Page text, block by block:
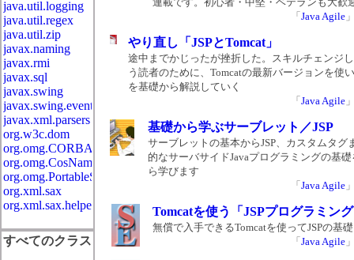
「 Java Agile
やり直し「JSPとTomcat」
途中までかじったが挫折した。スキルチェンジ
う読者のために、Tomcatの最新バージョンを使
を基礎から解説していく
「 Java Agile
基礎から学ぶサーブレット／JSP
サーブレットの基本からJSP、カスタムタグ
的なサーバサイドJavaプログラミングの基
ら学びます
「 Java Agile
Tomcatを使う「JSPプログラミン
無償で入手できるTomcatを使ってJSPの基
「 Java Agile
java.util.logging
java.util.regex
java.util.zip
javax.naming
javax.rmi
javax.sql
javax.swing
javax.swing.event
javax.xml.parsers
org.w3c.dom
org.omg.CORBA
org.omg.CosNaming
org.omg.PortableServer
org.xml.sax
org.xml.sax.helpers
すべてのクラス